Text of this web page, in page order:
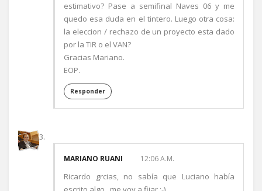
estimativo? Pase a semifinal Naves 06 y me
quedo esa duda en el tintero. Luego otra cosa:
la eleccion / rechazo de un proyecto esta dado
por la TIR o el VAN?
Gracias Mariano.
EOP.
Responder
MARIANO RUANI 12:06 A.M.
Ricardo grcias, no sabía que Luciano había